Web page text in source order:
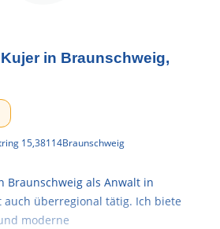
in Braunschweig,
15,38114Braunschweig
Braunschweig als Anwalt in
auch überregional tätig. Ich biete
moderne